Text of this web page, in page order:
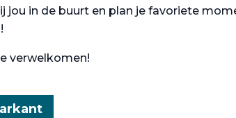
jou in de buurt en plan je favoriete
verwelkomen!